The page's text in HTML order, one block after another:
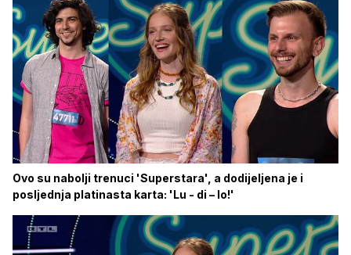
Ovo su nabolji trenuci 'Superstara', a dodijeljena je i
posljednja platinasta karta: 'Lu - di – lo!'